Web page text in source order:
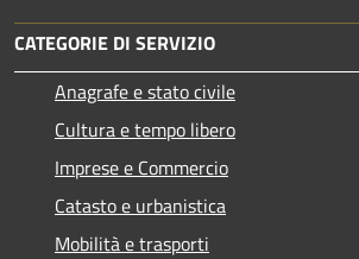
CATEGORIE DI SERVIZIO
Anagrafe e stato civile
Cultura e tempo libero
Imprese e Commercio
Catasto e urbanistica
Mobilità e trasporti